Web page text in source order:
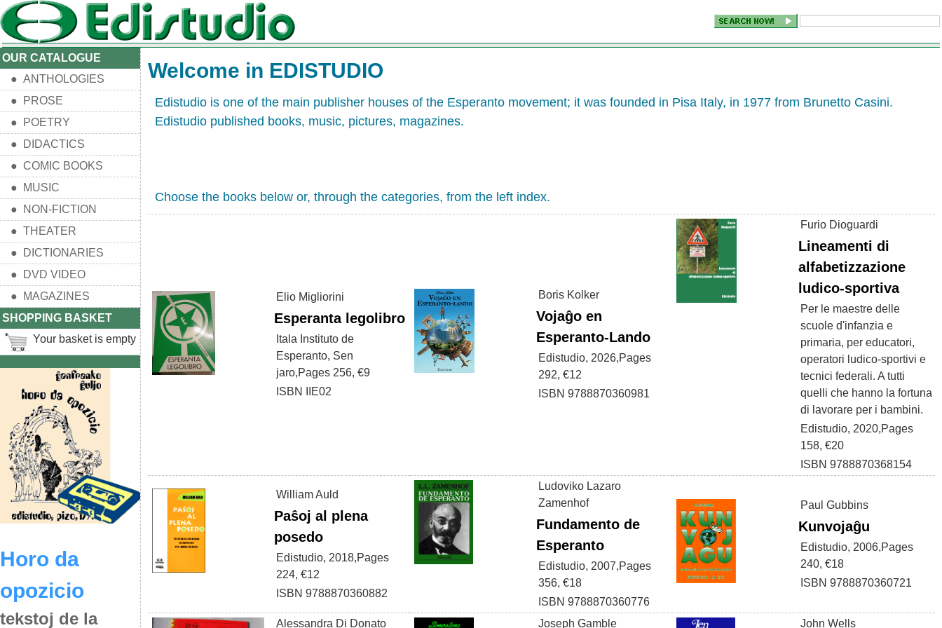
OUR CATALOGUE
● ANTHOLOGIES
● PROSE
● POETRY
● DIDACTICS
● COMIC BOOKS
● MUSIC
● NON-FICTION
● THEATER
● DICTIONARIES
● DVD VIDEO
● MAGAZINES
SHOPPING BASKET
Your basket is empty
Horo da
opozicio
tekstoj de la
Welcome in EDISTUDIO
Edistudio is one of the main publisher houses of the Esperanto movement; it was founded in Pisa Italy, in 1977 from Brunetto Casini.
Edistudio published books, music, pictures, magazines.
Choose the books below or, through the categories, from the left index.
Elio Migliorini
Esperanta legolibro
Itala Instituto de
Esperanto, Sen
jaro,Pages 256, €9
ISBN IIE02
Boris Kolker
Vojaĝo en
Esperanto-Lando
Edistudio, 2026,Pages
292, €12
ISBN 9788870360981
Furio Dioguardi
Lineamenti di
alfabetizzazione
ludico-sportiva
Per le maestre delle
scuole d'infanzia e
primaria, per educatori,
operatori ludico-sportivi e
tecnici federali. A tutti
quelli che hanno la fortuna
di lavorare per i bambini.
Edistudio, 2020,Pages
158, €20
ISBN 9788870368154
William Auld
Paŝoj al plena
posedo
Edistudio, 2018,Pages
224, €12
ISBN 9788870360882
Ludoviko Lazaro
Zamenhof
Fundamento de
Esperanto
Edistudio, 2007,Pages
356, €18
ISBN 9788870360776
Paul Gubbins
Kunvojaĝu
Edistudio, 2006,Pages
240, €18
ISBN 9788870360721
Alessandra Di Donato Joseph Gamble John Wells